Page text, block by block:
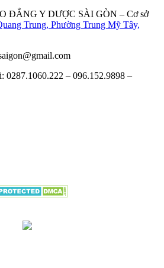
– Cơ sở
Trung, Phường Trung Mỹ Tây,
0287.1060.222 – 096.152.9898 –